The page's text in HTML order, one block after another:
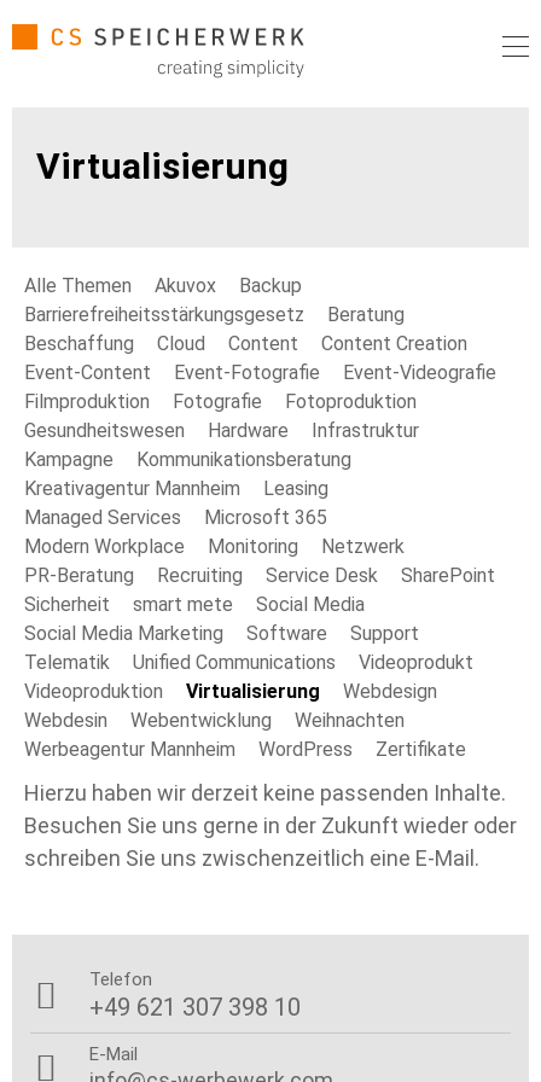
Virtualisierung
Alle Themen Akuvox
Backup
Barrierefreiheitsstärkungsgesetz
Beratung
Beschaffung
Cloud Content
Content Creation
Event-Content
Event-Fotografie
Event-Videografie
Filmproduktion
Fotografie
Fotoproduktion
Gesundheitswesen
Hardware
Infrastruktur
Kampagne
Kommunikationsberatung
Kreativagentur Mannheim
Leasing
Managed Services
Microsoft 365
Modern Workplace
Monitoring
Netzwerk
PR-Beratung
Recruiting Service Desk
SharePoint
Sicherheit
smart mete
Social Media
Social Media Marketing
Software
Support
Telematik
Unified Communications
Videoprodukt
Videoproduktion
Virtualisierung
Webdesign
Webdesin
Webentwicklung
Weihnachten
Werbeagentur Mannheim
WordPress Zertifikate
Hierzu haben wir derzeit keine passenden Inhalte.
Besuchen Sie uns gerne in der Zukunft wieder oder
schreiben Sie uns zwischenzeitlich eine E-Mail.
 Telefon
+49 621 307 398 10
 E-Mail